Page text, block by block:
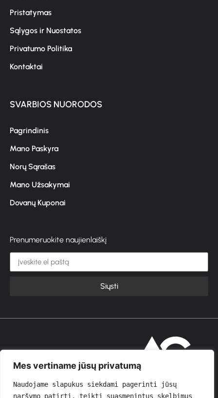
Mes vertiname jūsų privatumą
Naudojame slapukus siekdami pagerinti jūsų
naršymo patirtį, teikti suasmenintus skelbimus
Pristatymas
Sąlygos ir Nuostatos
Privatumo Politika
Kontaktai
SVARBIOS NUORODOS
Pagrindinis
Mano Paskyra
Norų Sąrašas
Mano Užsakymai
Dovanų Kuponai
Prenumeruokite naujienlaiškį
Siųsti
© 2026 GROŽIOVITA